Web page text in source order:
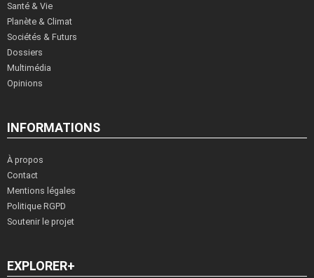
Santé & Vie
Planète & Climat
Sociétés & Futurs
Dossiers
Multimédia
Opinions
INFORMATIONS
À propos
Contact
Mentions légales
Politique RGPD
Soutenir le projet
EXPLORER+